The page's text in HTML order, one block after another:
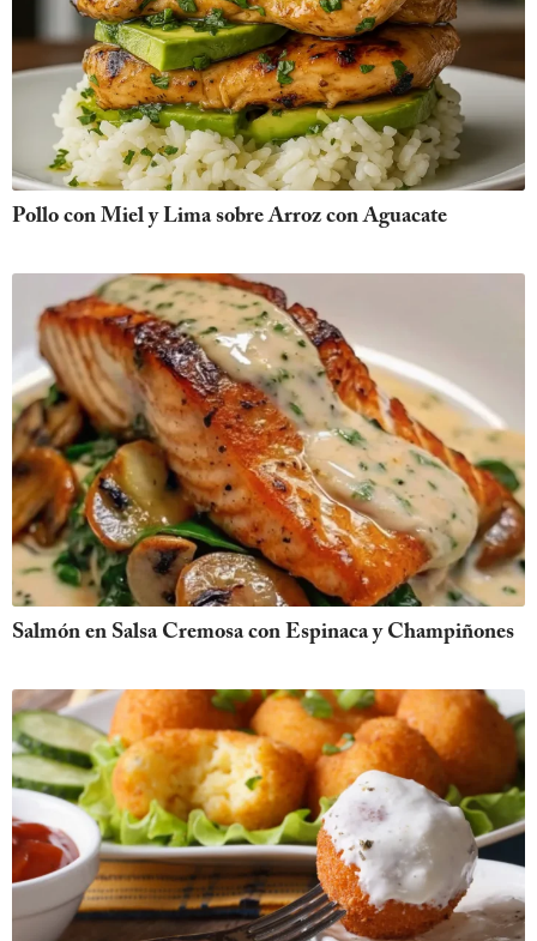
Pollo con Miel y Lima sobre Arroz con Aguacate
Salmón en Salsa Cremosa con Espinaca y Champiñones